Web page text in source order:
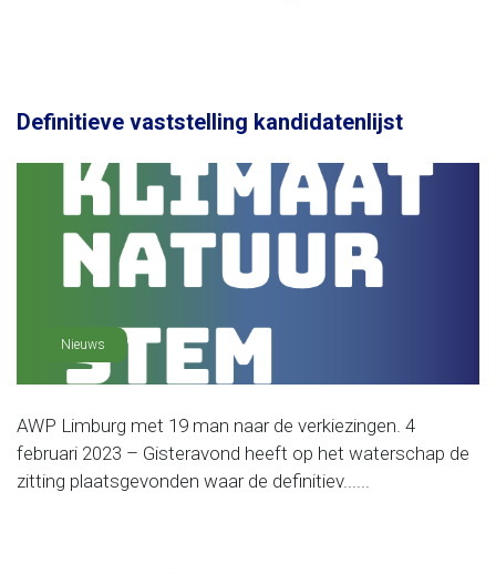
Definitieve vaststelling kandidatenlijst
Nieuws
AWP Limburg met 19 man naar de verkiezingen. 4
februari 2023 – Gisteravond heeft op het waterschap de
zitting plaatsgevonden waar de definitiev......